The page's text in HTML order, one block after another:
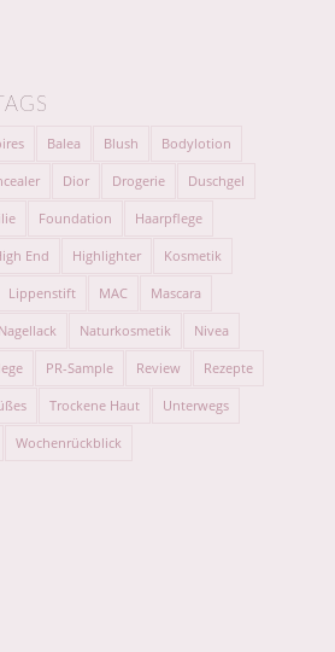
Balea Blush Bodylotion
Dior Drogerie Duschgel
Foundation Haarpflege
End Highlighter Kosmetik
Lippenstift MAC Mascara
Nagellack Naturkosmetik Nivea
PR-Sample Review Rezepte
Trockene Haut Unterwegs
Wochenrückblick